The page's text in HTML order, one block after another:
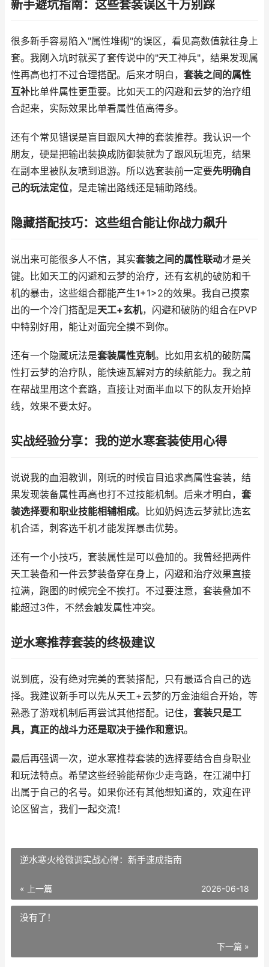
新手避坑指南：这些套装误区千万别踩
很多新手容易陷入"属性堆砌"的误区，看见高数值就往身上
套。我刚入坑时就买了套传说中的"天工神兵"，结果发现属
性再高也打不过合理搭配。后来才明白， 套装之间的属性
互补比单件属性更重要。比如天工的闪避和云梦的治疗组
合起来，实际效果比单看属性值高得多。
还有个常见错误是盲目跟风大神的套装推荐。我认识一个
朋友，硬是把输出装换成防御装就为了跟风玩坦克，结果
在副本里被队友喷到退游。所以选套装前一定要先明确自
己的玩法定位，是走输出路线还是辅助路线。
隐藏搭配技巧：这些组合能让你战力飙升
说出来可能很多人不信，其实套装之间的属性联动才是关
键。比如天工的闪避和云梦的治疗，还有玄机的破防和千
机的暴击，这些组合都能产生1+1>2的效果。我自己摸索
出的一个冷门搭配是天工+玄机，闪避和破防的组合在PVP
中特别好用，能让对面完全摸不到你。
还有一个隐藏玩法是套装属性克制。比如用玄机的破防属
性打云梦的治疗队，能快速瓦解对方的续航能力。我之前
在帮战里用这个套路，直接让对面半血以下的队友开始掉
线，效果不要太好。
实战经验分享：我的逆水寒套装使用心得
说说我的血泪教训，刚玩的时候盲目追求高属性套装，结
果发现装备属性再高也打不过技能机制。后来才明白， 套
装选择要和职业技能相辅相成。比如奶妈选云梦就比选玄
机合适，刺客选千机才能发挥暴击优势。
还有一个小技巧，套装属性是可以叠加的。我曾经把两件
天工装备和一件云梦装备穿在身上，闪避和治疗效果直接
拉满，跑图的时候完全不挨打。不过要注意，套装叠加不
能超过3件，不然会触发属性冲突。
逆水寒推荐套装的终极建议
说到底，没有绝对完美的套装搭配，只有最适合自己的选
择。我建议新手可以先从天工+云梦的万金油组合开始，等
熟悉了游戏机制后再尝试其他搭配。记住， 套装只是工
具，真正的战斗力还是取决于操作和意识。
最后再强调一次，逆水寒推荐套装的选择要结合自身职业
和玩法特点。希望这些经验能帮你少走弯路，在江湖中打
出属于自己的名号。如果你还有其他想知道的，欢迎在评
论区留言，我们一起交流！
逆水寒火枪微调实战心得：新手速成指南
« 上一篇 2026-06-18
没有了！
下一篇 »